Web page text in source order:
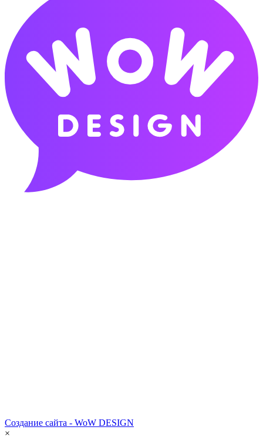
Создание сайта - WoW DESIGN
×